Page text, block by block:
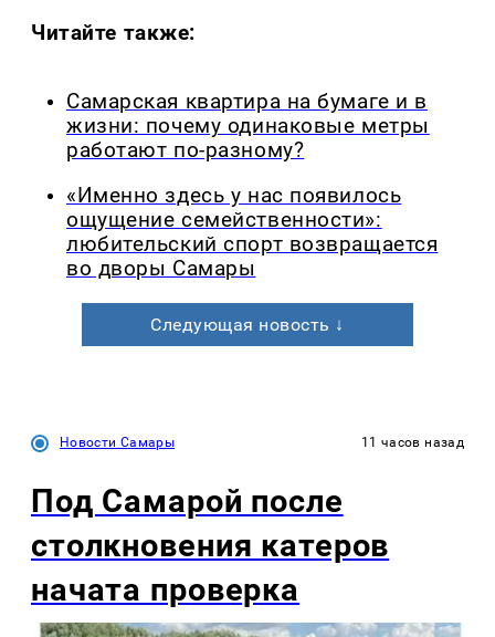
Читайте также:
Самарская квартира на бумаге и в
жизни: почему одинаковые метры
работают по-разному?
«Именно здесь у нас появилось
ощущение семейственности»:
любительский спорт возвращается
во дворы Самары
Следующая новость ↓
Новости Самары 11 часов назад
Под Самарой после
столкновения катеров
начата проверка